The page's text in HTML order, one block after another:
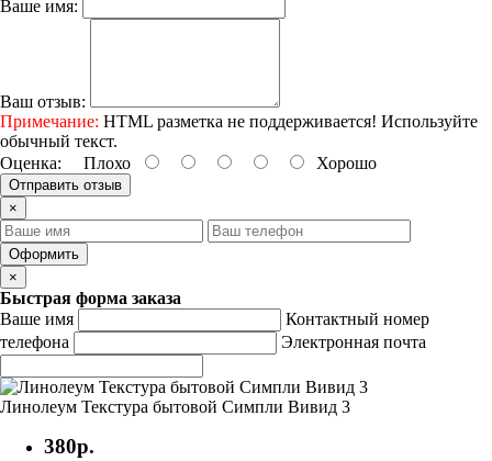
Ваше имя:
Ваш отзыв:
Примечание: HTML разметка не поддерживается! Используйте
обычный текст.
Оценка: Плохо Хорошо
Отправить отзыв
×
Оформить
×
Быстрая форма заказа
Ваше имя
Контактный номер
телефона
Электронная почта
Линолеум Текстура бытовой Симпли Вивид 3
380р.